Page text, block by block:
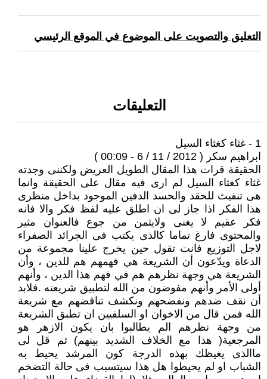
التعليق والتصويت على الموضوع في الموقع الرئيسي
التعليقات
1 - غثاء كغثاء السيل
ابراهيم سكر ( 2012 / 11 / 6 - 00:09 )
الحقيقة قرات هذا المقال الطويل العريض ولكننى وجدته
غثاء كغثاء السيل لم ارى فيه مقال على الحقيقة وانما
هى تنفيث للحقد والحسد الدفين الموجود بداخل منظرى
هذا الفكر اذا جاز لى ان اطلق عليه لفظ فكر والا فانه
فكر عقيم لا يغنى ولايثمن من جوع فالعنوان مثير
والمحتوى فارغ تماما كالذى يكتب فى الجرائد الصفراء
لاجل التوزيع فانت تقول حين يخرج علينا مجموعة من
الدعاة ويدّعون أن الشريعة هي فهمهم هم للدين ، وأن
الشريعة هي وجهة نظرهم هم في فهم هذا الدين ، وأنهم
أولى الأمر وأنهم مفوضون من الله لتطبيق شريعته .فلابد
أن نقف ضدهم ونفضحهم ونكشف تناقضهم مع شريعة
الله فمن قال من الاخوان او السلفيين ان تطبق الشريعة
من وجهة نظرهم الم يطالبوا بان يكون الازهر هو
المرجعية( هذا مع الخلاف الشديد بينهم) ثم قل لى
ماالذى يغيظك بهذه الدرجة كون المرشد يحيط به
الشباب او لم يحيطوا هل هذا سيتسبب فى حالة التضخم